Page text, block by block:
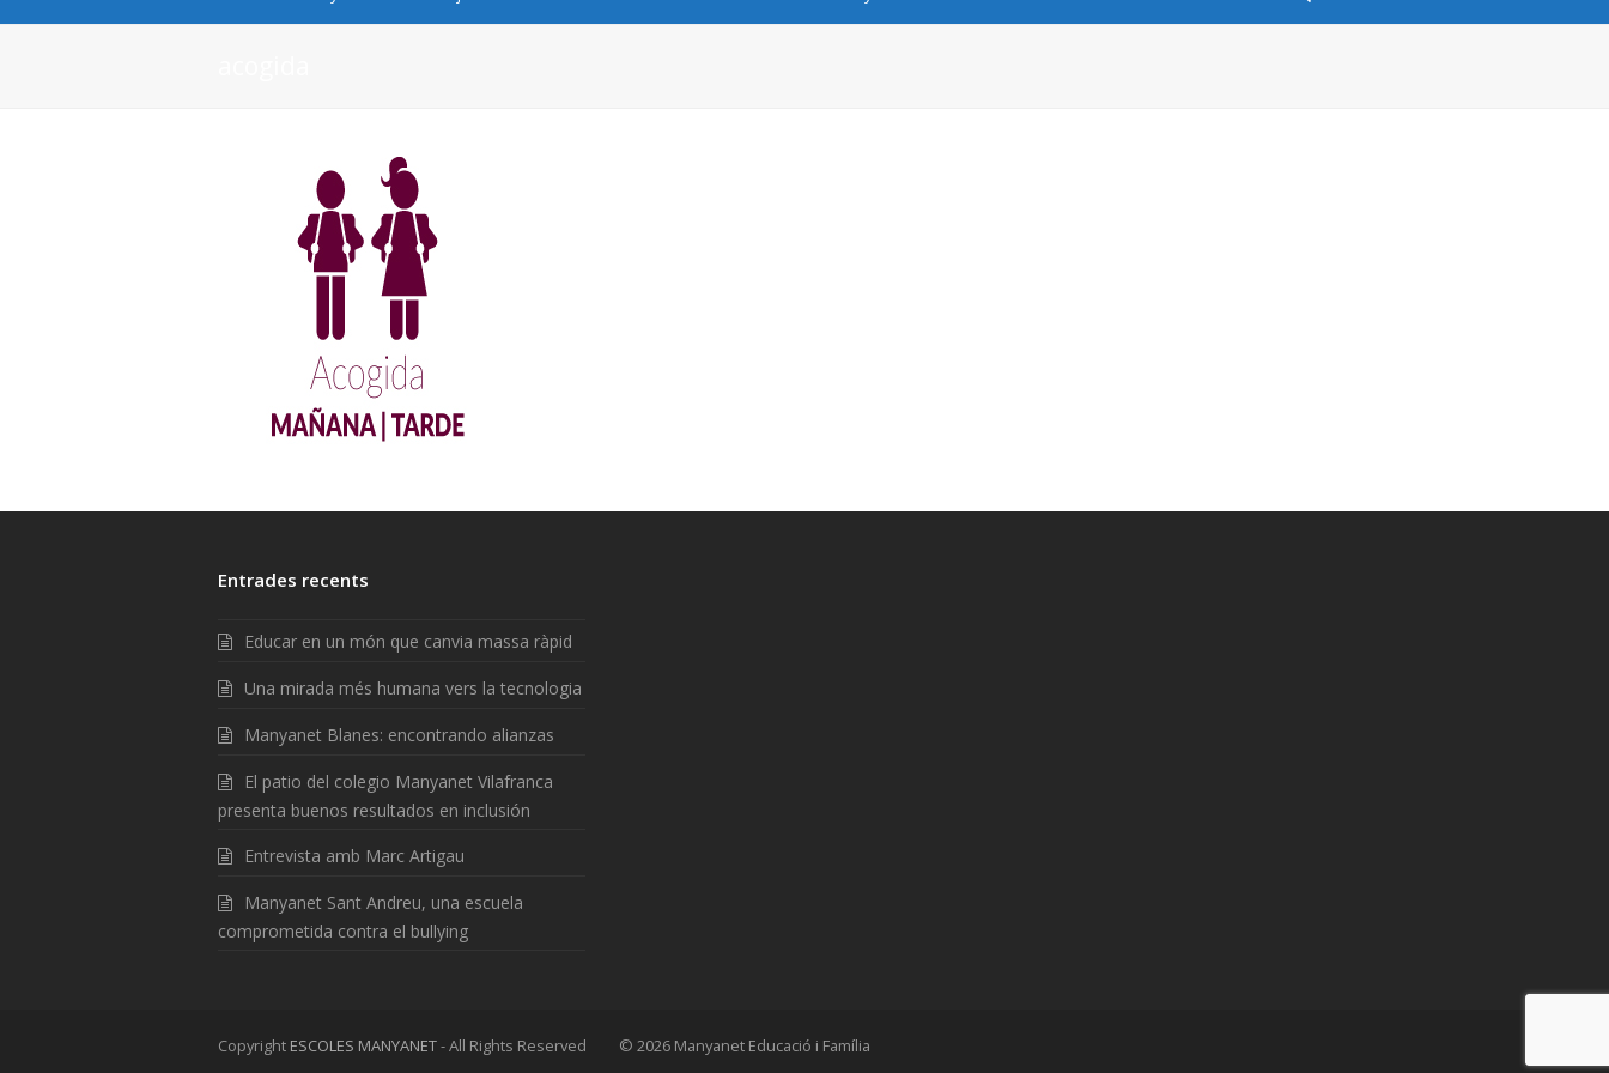
Entrades recents
Educar en un món que canvia massa ràpid
Una mirada més humana vers la tecnologia
Manyanet Blanes: encontrando alianzas
El patio del colegio Manyanet Vilafranca
presenta buenos resultados en inclusión
Entrevista amb Marc Artigau
Manyanet Sant Andreu, una escuela
comprometida contra el bullying
Copyright ESCOLES MANYANET- All Rights Reserved © 2026 Manyanet Educació i Família